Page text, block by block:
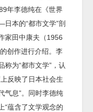
年李德纯在《世界
本的“都市文学”剖
家田中康夫（1956
创作进行介绍。李
称为“都市文学”，认
反映了日本社会生
气息”。同时李德纯
“蕴含了文学观念的